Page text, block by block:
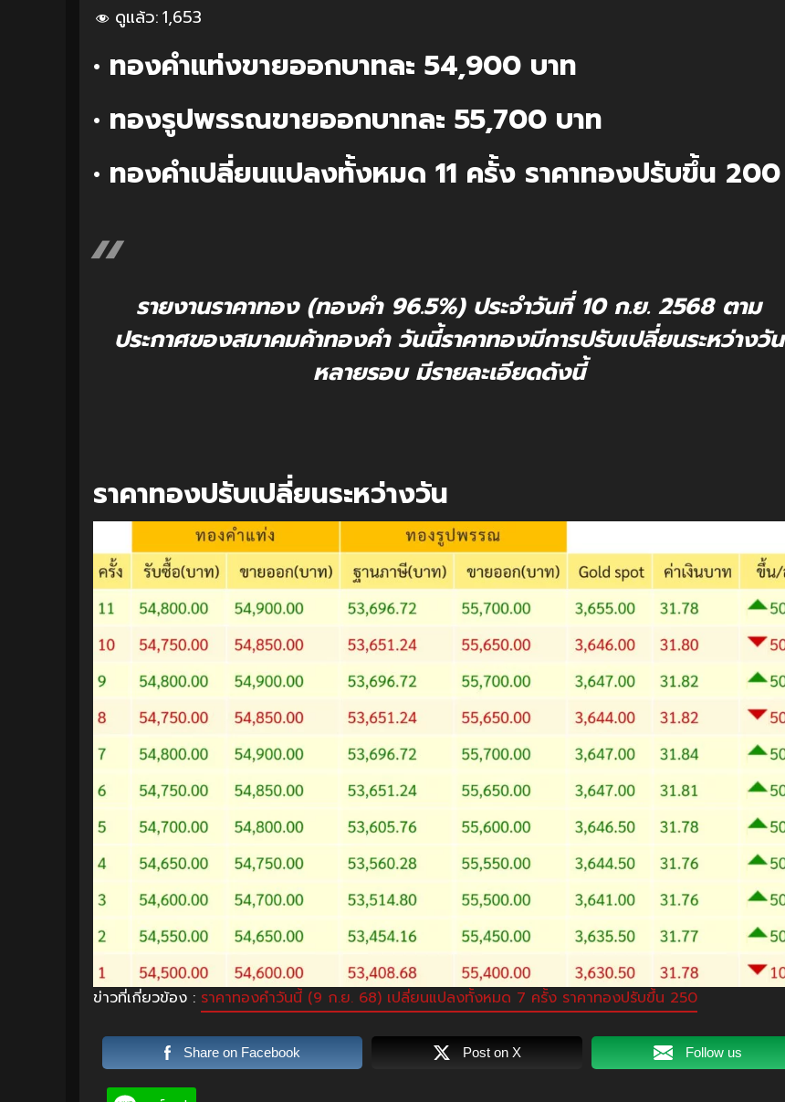
ดูแล้ว:1,653
• ทองคำแท่งขายออกบาทละ 54,900 บาท
• ทองรูปพรรณขายออกบาทละ 55,700 บาท
• ทองคำเปลี่ยนแปลงทั้งหมด 11 ครั้ง ราคาทองปรับขึ้น 200
รายงานราคาทอง (ทองคำ 96.5%) ประจำวันที่ 10 ก.ย. 2568 ตาม
ประกาศของสมาคมค้าทองคำ วันนี้ราคาทองมีการปรับเปลี่ยนระหว่างวัน
หลายรอบ มีรายละเอียดดังนี้
ราคาทองปรับเปลี่ยนระหว่างวัน
ข่าวที่เกี่ยวข้อง : ราคาทองคำวันนี้ (9 ก.ย. 68) เปลี่ยนแปลงทั้งหมด 7 ครั้ง ราคาทองปรับขึ้น 250
Share on Facebook Post on X Follow us